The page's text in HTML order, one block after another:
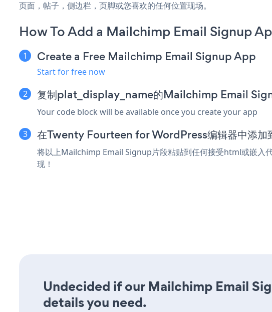
页面，帖子，侧边栏，页脚或您喜欢的任何位置现场。
How To Add a Mailchimp Email Signup
Create a Free Mailchimp Email Signup App
Start for free now
复制plat_display_name的Mailchimp Email
Your code block will be available once you create your app
在Twenty Fourteen for WordPress编辑器中添加
将以上Mailchimp Email Signup片段粘贴到任何接受html或嵌
现！
Undecided if our Mailchimp Email
details you need.